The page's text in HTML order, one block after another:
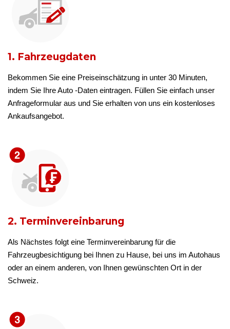
1. Fahrzeugdaten
Bekommen Sie eine Preiseinschätzung in unter 30 Minuten,
indem Sie Ihre Auto -Daten eintragen. Füllen Sie einfach unser
Anfrageformular aus und Sie erhalten von uns ein kostenloses
Ankaufsangebot.
2. Terminvereinbarung
Als Nächstes folgt eine Terminvereinbarung für die
Fahrzeugbesichtigung bei Ihnen zu Hause, bei uns im Autohaus
oder an einem anderen, von Ihnen gewünschten Ort in der
Schweiz.